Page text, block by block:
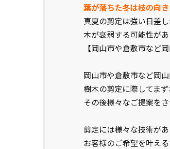
葉が落ちた冬は枝の向
真夏の剪定は強い日差
木が衰弱する可能性が
【岡山市や倉敷市など
岡山市や倉敷市など岡
樹木の剪定に際してま
その後様々なご提案を
剪定には様々な技術が
お客様のご希望を叶え